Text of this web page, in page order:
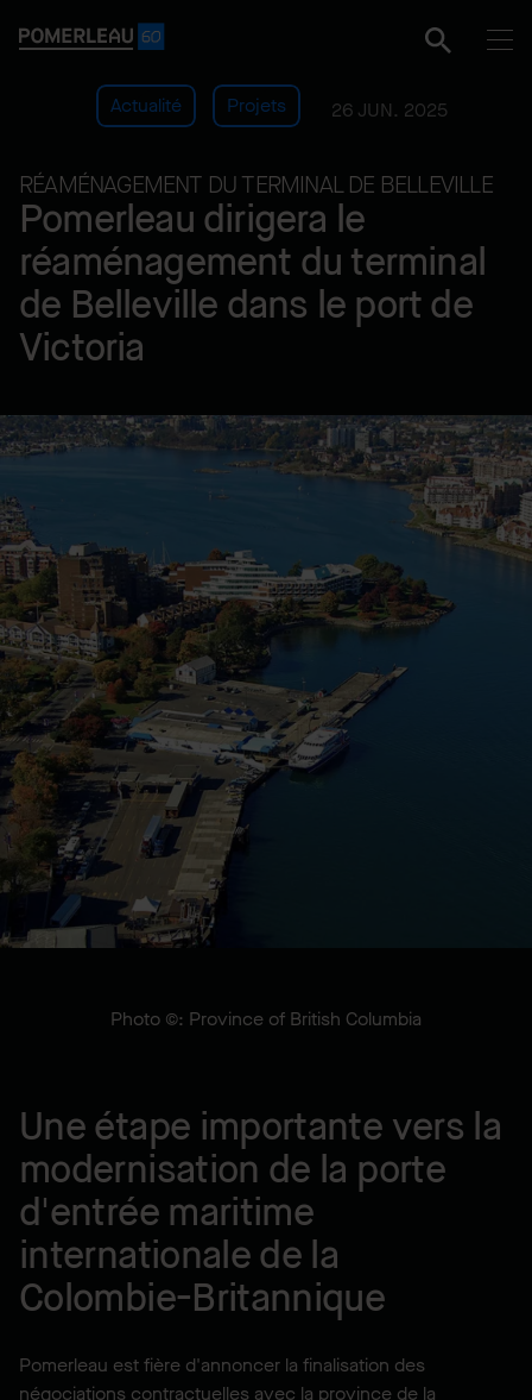
Actualité Projets 26 JUN. 2025
RÉAMÉNAGEMENT DU TERMINAL DE BELLEVILLE
Pomerleau dirigera le
réaménagement du terminal
de Belleville dans le port de
Victoria
Photo ©: Province of British Columbia
Une étape importante vers la
modernisation de la porte
d'entrée maritime
internationale de la
Colombie-Britannique
Pomerleau est fière d'annoncer la finalisation des
négociations contractuelles avec la province de la